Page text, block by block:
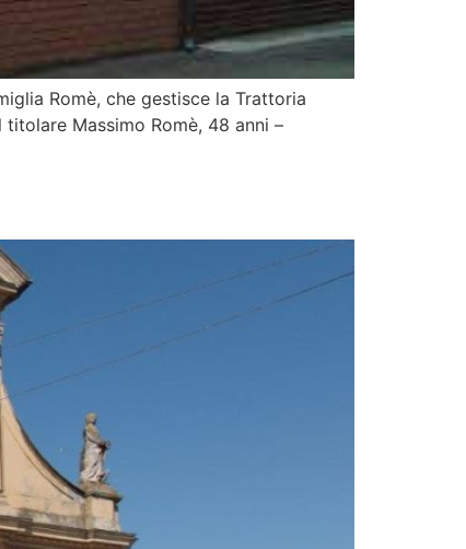
Romè, che gestisce la Trattoria
Massimo Romè, 48 anni –